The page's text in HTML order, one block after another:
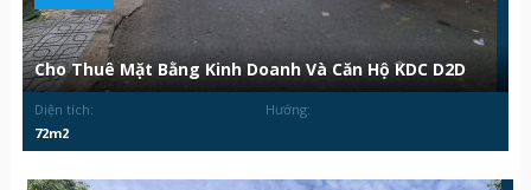
Cho Thuê Mặt Bằng Kinh Doanh Và Căn Hộ KDC D2D
Diện tích:
72m2
Hướng: